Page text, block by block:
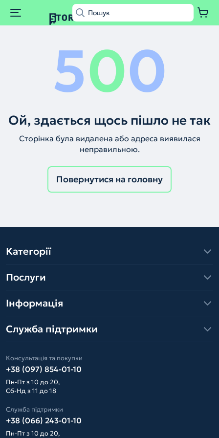
500
Ой, здається щось пішло не так
Сторінка була видалена або адреса виявилася
неправильною.
Повернутися на головну
Категорії
Послуги
Інформація
Служба підтримки
Консультація та покупки
+38 (097) 854-01-10
Пн-Пт з 10 до 20,
Сб-Нд з 11 до 18
Служба підтримки
+38 (066) 243-01-10
Пн-Пт з 10 до 20,